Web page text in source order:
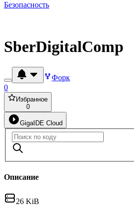
Безопасность
SberDigitalComp
Форк
0
Избранное
0
GigaIDE Cloud
Описание
26 KiB